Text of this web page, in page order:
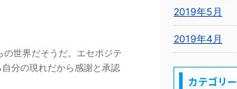
世界だそうだ。エセポジテ
分の現れだから感謝と承認
2019年5月
2019年4月
カテゴリー